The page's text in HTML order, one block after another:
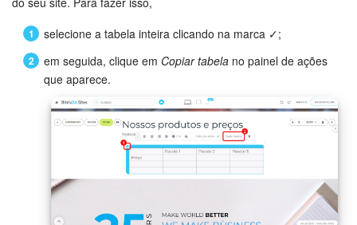
selecione a tabela inteira clicando na marca ✓;
em seguida, clique em Copiar tabela no painel de ações
que aparece.